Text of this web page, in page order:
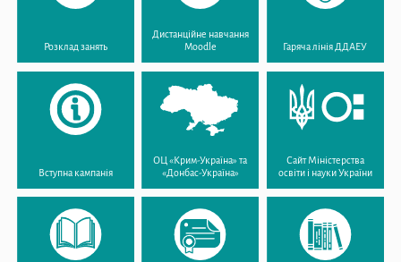
Розклад занять
Дистанційне навчання
Moodle
Гаряча лінія ДДАЕУ
Вступна кампанія
ОЦ «Крим-Україна» та
«Донбас-Україна»
Сайт Міністерства
освіти і науки України